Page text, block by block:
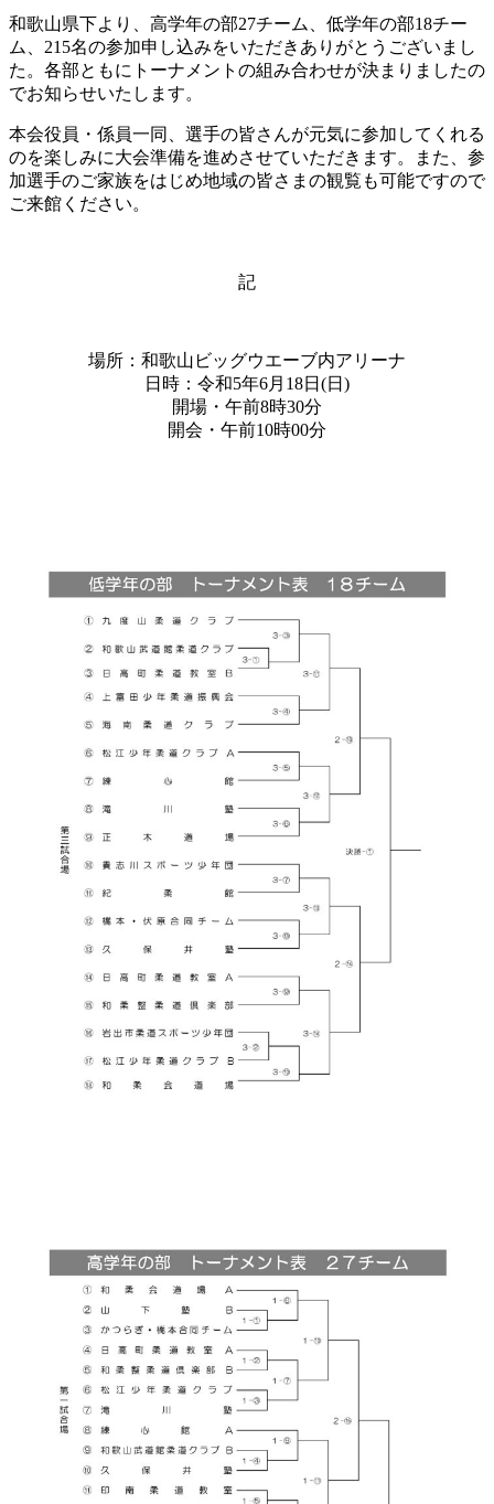
和歌山県下より、高学年の部27チーム、低学年の部18チー
ム、215名の参加申し込みをいただきありがとうございまし
た。各部ともにトーナメントの組み合わせが決まりましたの
でお知らせいたします。
本会役員・係員一同、選手の皆さんが元気に参加してくれる
のを楽しみに大会準備を進めさせていただきます。また、参
加選手のご家族をはじめ地域の皆さまの観覧も可能ですので
ご来館ください。
記
場所：和歌山ビッグウエーブ内アリーナ
日時：令和5年6月18日(日)
開場・午前8時30分
開会・午前10時00分